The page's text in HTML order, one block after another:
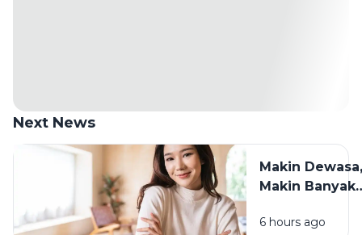
Next News
Makin Dewasa,
Makin Banyak
Cara Tetap
6 hours ago